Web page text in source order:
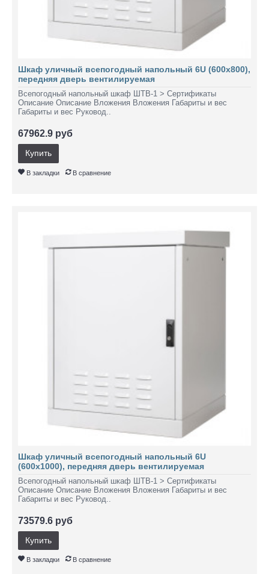
Шкаф уличный всепогодный напольный 6U (600х800),
передняя дверь вентилируемая
Всепогодный напольный шкаф ШТВ-1 > Сертификаты
Описание Описание Вложения Вложения Габариты и вес
Габариты и вес Руковод..
67962.9 руб
Купить
В закладки В сравнение
Шкаф уличный всепогодный напольный 6U
(600х1000), передняя дверь вентилируемая
Всепогодный напольный шкаф ШТВ-1 > Сертификаты
Описание Описание Вложения Вложения Габариты и вес
Габариты и вес Руковод..
73579.6 руб
Купить
В закладки В сравнение